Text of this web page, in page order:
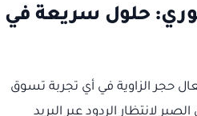
حلول سريعة في
حجر الزاوية في أي تجربة تسوق
لانتظار الردود عبر البريد